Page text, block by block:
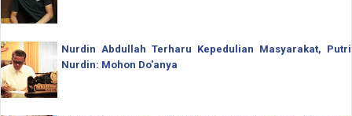
Nurdin Abdullah Terharu Kepedulian Masyarakat, Putri
Nurdin: Mohon Do'anya